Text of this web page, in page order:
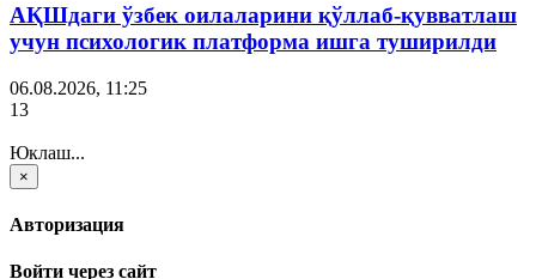
АҚШдаги ўзбек оилаларини қўллаб-қувватлаш
учун психологик платформа ишга туширилди
06.08.2026, 11:25
13
Юклаш...
×
Авторизация
Войти через сайт